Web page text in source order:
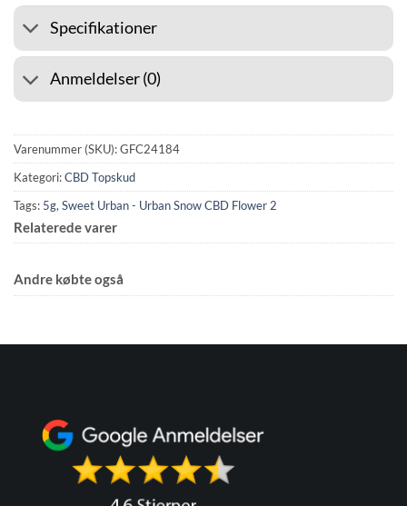
Specifikationer
Anmeldelser (0)
Varenummer (SKU):GFC24184
Kategori:CBD Topskud
Tags: 5g, Sweet Urban - Urban Snow CBD Flower 2
Relaterede varer
Andre købte også